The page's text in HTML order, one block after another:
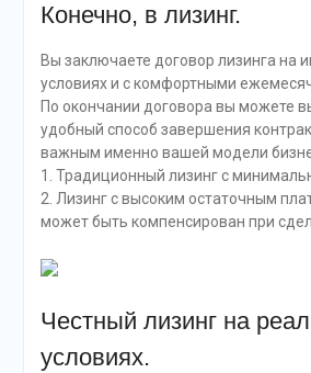
Конечно, в лизинг.
Вы заключаете договор лизинга на
условиях и с комфортными
По окончании договора вы можете
удобный способ завершения
важным именно вашей модели
1. Традиционный лизинг с
2. Лизинг с высоким остаточным
может быть компенсирован при
Честный лизинг на
условиях.